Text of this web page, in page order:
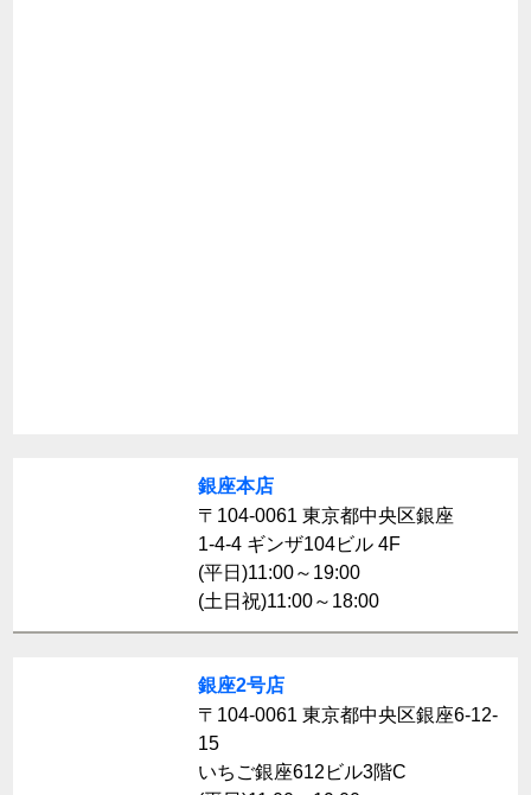
銀座本店
〒104-0061 東京都中央区銀座
1-4-4 ギンザ104ビル 4F
(平日)11:00～19:00
(土日祝)11:00～18:00
銀座2号店
〒104-0061 東京都中央区銀座6-12-
15
いちご銀座612ビル3階C